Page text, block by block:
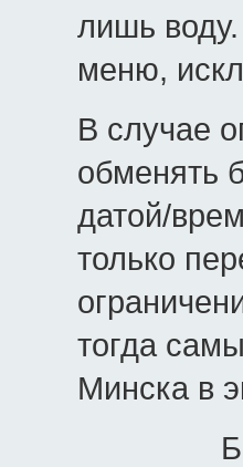
лишь
меню,
В случае
обменять
датой/
только
тогда
Минска в